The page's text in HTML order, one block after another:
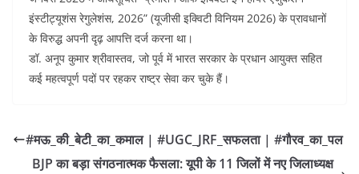
इंस्टीट्यूशंस रेगुलेशंस, 2026” (यूजीसी इक्विटी विनियम 2026) के प्रावधानों
के विरुद्ध अपनी दृढ़ आपत्ति दर्ज करना था।
डॉ. अनूप कुमार श्रीवास्तव, जो पूर्व में भारत सरकार के प्रधान आयुक्त सहित
कई महत्वपूर्ण पदों पर रहकर राष्ट्र सेवा कर चुके हैं।
#मऊ_की_बेटी_का_कमाल | #UGC_JRF_सफलता | #गौरव_का_पल
BJP का बड़ा संगठनात्मक फैसला: यूपी के 11 जिलों में नए जिलाध्यक्ष